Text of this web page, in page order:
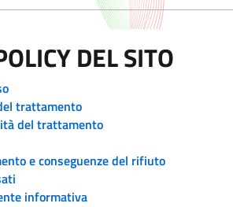
DEL SITO
trattamento
del trattamento
e conseguenze del rifiuto
informativa